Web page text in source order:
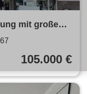
mit großen
105.000 €